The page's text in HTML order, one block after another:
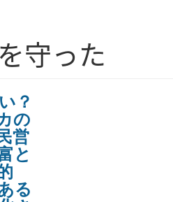
守った
？
の
営
と
る